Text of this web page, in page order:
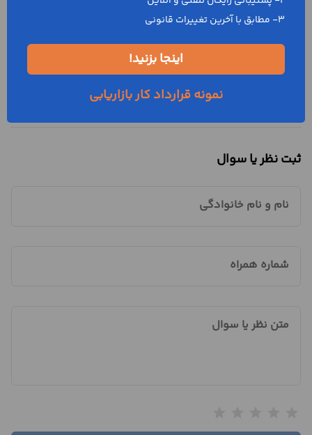
محاسبه حقوق و مزایا
ثبت نظر یا سوال
نام و نام خانوادگی
شماره همراه
متن نظر یا سوال
3- مطابق با آخرین تغییرات قانونی
اینجا بزنید!
نمونه قرارداد کار بازاریابی